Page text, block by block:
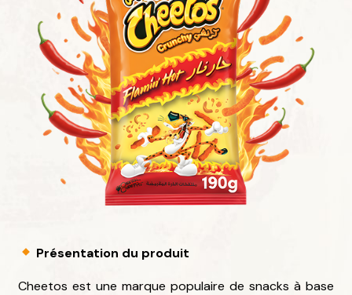
Présentation du produit
Cheetos est une marque populaire de snacks à base